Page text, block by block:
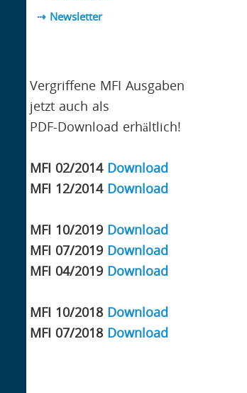
⇢ Newsletter
Vergriffene MFI Ausgaben
jetzt auch als
PDF-Download erhältlich!
MFI 02/2014 Download
MFI 12/2014 Download
MFI 10/2019 Download
MFI 07/2019 Download
MFI 04/2019 Download
MFI 10/2018 Download
MFI 07/2018 Download